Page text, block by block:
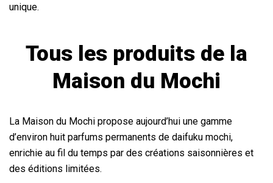
unique.
Tous les produits de la
Maison du Mochi
La Maison du Mochi propose aujourd’hui une gamme
d’environ huit parfums permanents de daifuku mochi,
enrichie au fil du temps par des créations saisonnières et
des éditions limitées.